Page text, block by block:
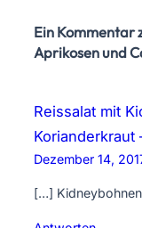
Ein Kommentar
Aprikosen und
Reissalat mit
Korianderkraut
Dezember 14,
[…]